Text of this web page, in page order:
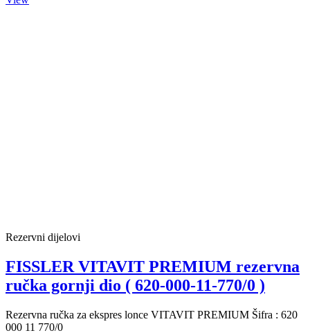
Rezervni dijelovi
FISSLER VITAVIT PREMIUM rezervna
ručka gornji dio ( 620-000-11-770/0 )
Rezervna ručka za ekspres lonce VITAVIT PREMIUM Šifra : 620
000 11 770/0